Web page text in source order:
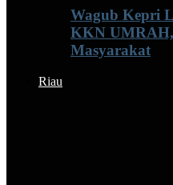
Wagub Kepri
KKN
Masyarakat
Riau